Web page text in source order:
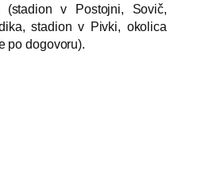
(stadion v Postojni, Sovič,
stadion v Pivki, okolica
po dogovoru).